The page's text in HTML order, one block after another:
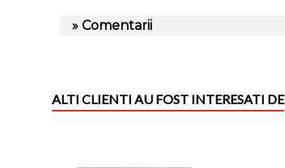
» Comentarii
ALTI CLIENTI AU FOST INTERESATI DE